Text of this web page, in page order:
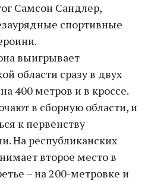
Самсон Сандлер,
спортивные
выигрывает
области сразу в двух
400 метров и в кроссе.
в сборную области, и
к первенству
На республиканских
второе место в
– на 200-метровке и